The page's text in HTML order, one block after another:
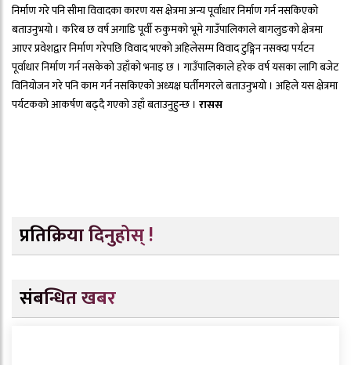
निर्माण गरे पनि सीमा विवादका कारण यस क्षेत्रमा अन्य पूर्वाधार निर्माण गर्न नसकिएको
बताउनुभयो । करिब छ वर्ष अगाडि पूर्वी रुकुमको भूमे गाउँपालिकाले बागलुङको क्षेत्रमा
आएर प्रवेशद्वार निर्माण गरेपछि विवाद भएको अहिलेसम्म विवाद टुङ्गिन नसक्दा पर्यटन
पूर्वाधार निर्माण गर्न नसकेको उहाँको भनाइ छ । गाउँपालिकाले हरेक वर्ष यसका लागि बजेट
विनियोजन गरे पनि काम गर्न नसकिएको अध्यक्ष घर्तीमगरले बताउनुभयो । अहिले यस क्षेत्रमा
पर्यटकको आकर्षण बढ्दै गएको उहाँ बताउनुहुन्छ । रासस
प्रतिक्रिया दिनुहोस् !
संबन्धित खबर